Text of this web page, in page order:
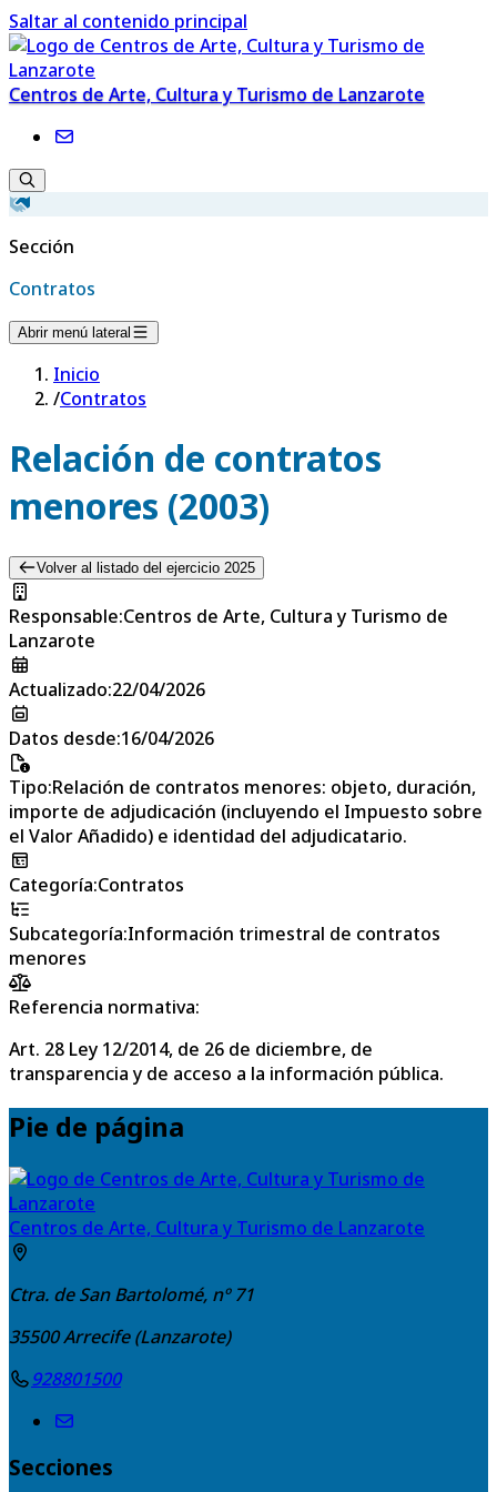
Saltar al contenido principal
Centros de Arte, Cultura y Turismo de Lanzarote
Sección
Contratos
Abrir menú lateral
Inicio
/Contratos
Relación de contratos
menores (2003)
Volver al listado del ejercicio 2025
Responsable:Centros de Arte, Cultura y Turismo de
Lanzarote
Actualizado:22/04/2026
Datos desde:16/04/2026
Tipo:Relación de contratos menores: objeto, duración,
importe de adjudicación (incluyendo el Impuesto sobre
el Valor Añadido) e identidad del adjudicatario.
Categoría:Contratos
Subcategoría:Información trimestral de contratos
menores
Referencia normativa:
Art. 28 Ley 12/2014, de 26 de diciembre, de
transparencia y de acceso a la información pública.
Pie de página
Centros de Arte, Cultura y Turismo de Lanzarote
Ctra. de San Bartolomé, nº 71
35500Arrecife (Lanzarote)
928801500
Secciones